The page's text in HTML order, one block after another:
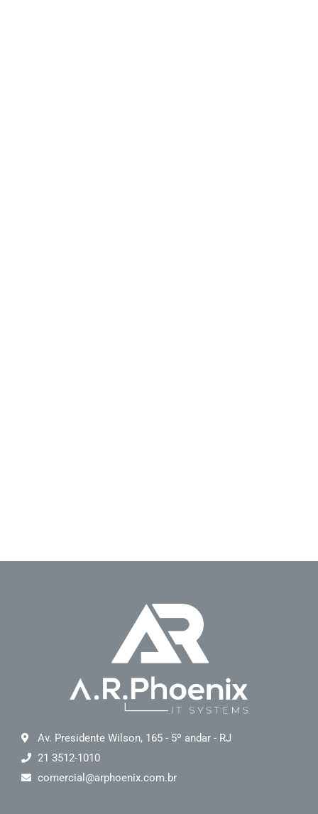
Av. Presidente Wilson, 165 - 5º andar - RJ
21 3512-1010
comercial@arphoenix.com.br